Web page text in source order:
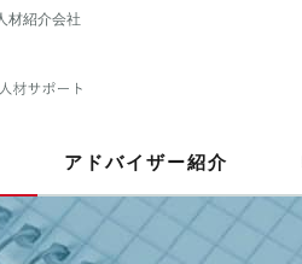
材紹介会社
アドバイザー紹介